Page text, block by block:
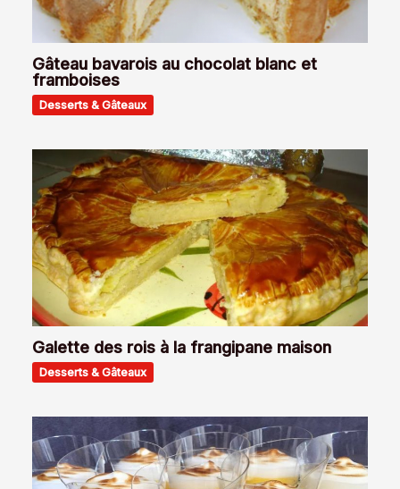
Gâteau bavarois au chocolat blanc et
framboises
Desserts & Gâteaux
Galette des rois à la frangipane maison
Desserts & Gâteaux